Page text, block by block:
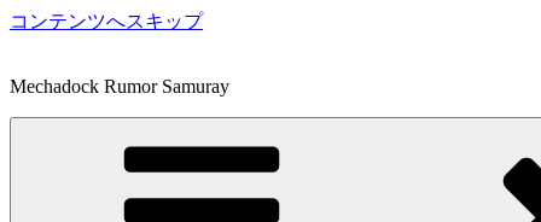
コンテンツへスキップ
Mechadock Rumor Samuray